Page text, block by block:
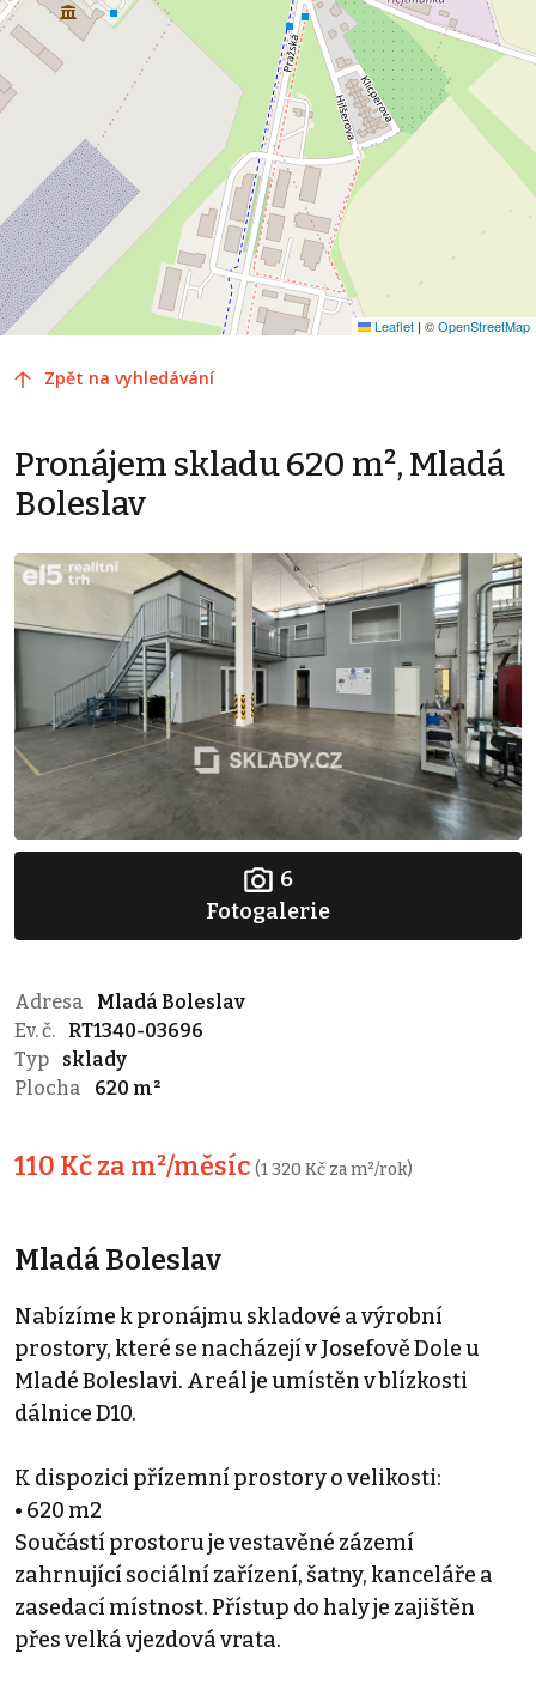
Leaflet | ©OpenStreetMap
Zpět na vyhledávání
Pronájem skladu 620 m², Mladá
Boleslav
6
Fotogalerie
Adresa
Mladá Boleslav
Ev. č.
RT1340-03696
Typ
sklady
Plocha
620 m²
110 Kč za m²/měsíc (1 320 Kč za m²/rok)
Mladá Boleslav
Nabízíme k pronájmu skladové a výrobní
prostory, které se nacházejí v Josefově Dole u
Mladé Boleslavi. Areál je umístěn v blízkosti
dálnice D10.
K dispozici přízemní prostory o velikosti:
• 620 m2
Součástí prostoru je vestavěné zázemí
zahrnující sociální zařízení, šatny, kanceláře a
zasedací místnost. Přístup do haly je zajištěn
přes velká vjezdová vrata.